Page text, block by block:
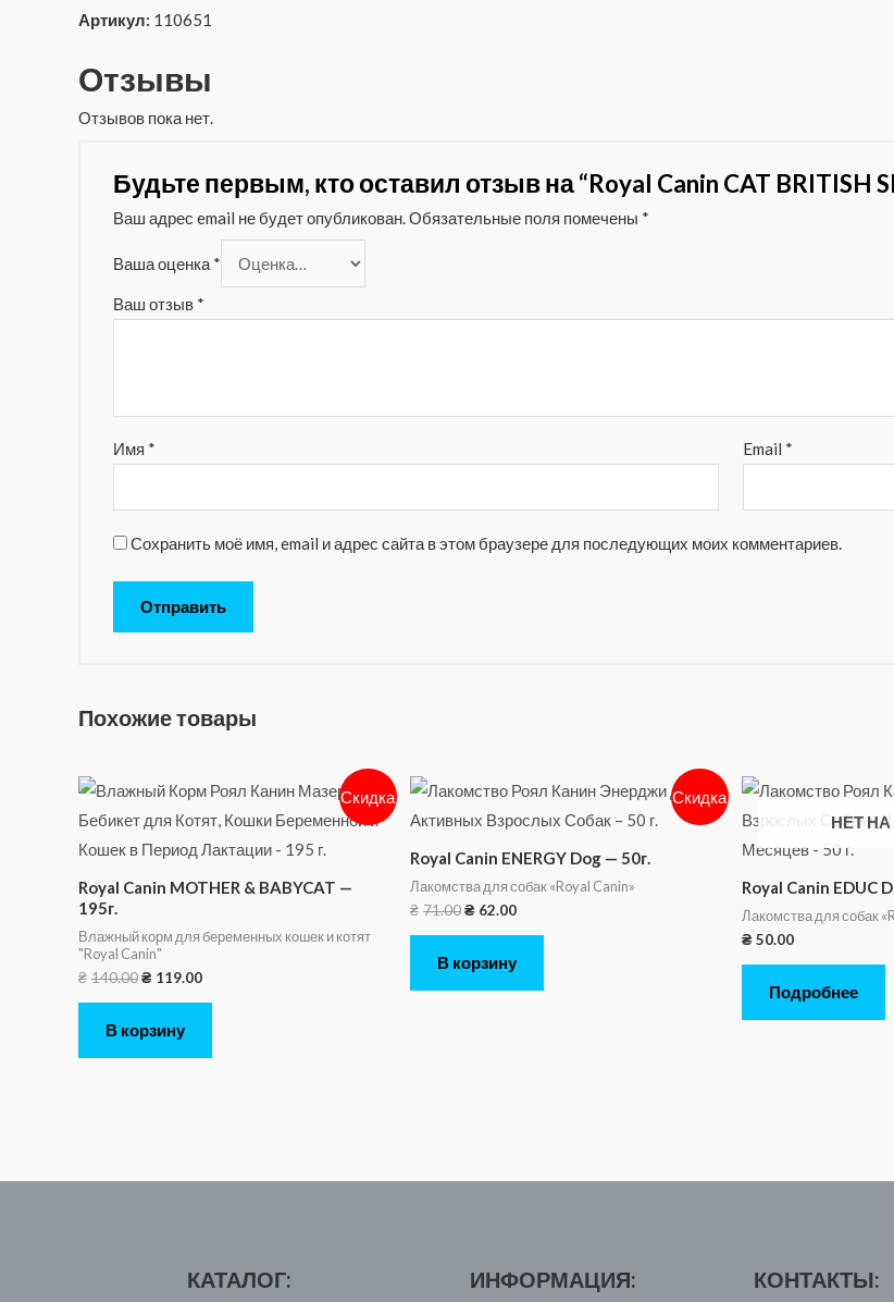
Артикул: 110651
Отзывы
Отзывов пока нет.
Будьте первым, кто оставил отзыв на “Royal Canin CAT BRITISH
Ваш адрес email не будет опубликован. Обязательные поля помечены *
Ваша оценка *
Ваш отзыв *
Имя * Email *
Сохранить моё имя, email и адрес сайта в этом браузере для последующих моих комментариев.
Похожие товары
Скидка
Royal Canin MOTHER & BABYCAT —
195г.
Влажный корм для беременных кошек и котят
"Royal Canin"
₴ 140.00₴ 119.00
В корзину
Скидка
Royal Canin ENERGY Dog — 50г.
Лакомства для собак «Royal Canin»
₴ 71.00₴ 62.00
В корзину
НЕТ
Royal Canin EDUC
Лакомства для собак
₴ 50.00
Подробнее
КАТАЛОГ: ИНФОРМАЦИЯ: КОНТАКТЫ: